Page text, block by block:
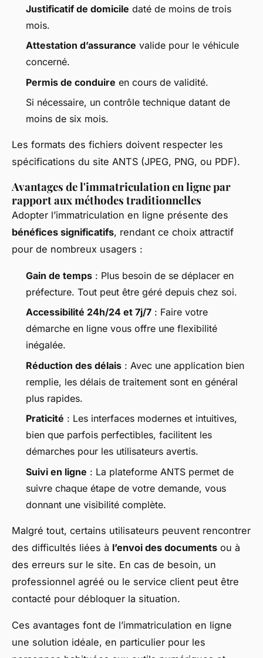
Justificatif de domicile daté de moins de trois
mois.
Attestation d’assurance valide pour le véhicule
concerné.
Permis de conduire en cours de validité.
Si nécessaire, un contrôle technique datant de
moins de six mois.
Les formats des fichiers doivent respecter les
spécifications du site ANTS (JPEG, PNG, ou PDF).
Avantages de l'immatriculation en ligne par
rapport aux méthodes traditionnelles
Adopter l’immatriculation en ligne présente des
bénéfices significatifs, rendant ce choix attractif
pour de nombreux usagers :
Gain de temps : Plus besoin de se déplacer en
préfecture. Tout peut être géré depuis chez soi.
Accessibilité 24h/24 et 7j/7 : Faire votre
démarche en ligne vous offre une flexibilité
inégalée.
Réduction des délais : Avec une application bien
remplie, les délais de traitement sont en général
plus rapides.
Praticité : Les interfaces modernes et intuitives,
bien que parfois perfectibles, facilitent les
démarches pour les utilisateurs avertis.
Suivi en ligne : La plateforme ANTS permet de
suivre chaque étape de votre demande, vous
donnant une visibilité complète.
Malgré tout, certains utilisateurs peuvent rencontrer
des difficultés liées à l’envoi des documents ou à
des erreurs sur le site. En cas de besoin, un
professionnel agréé ou le service client peut être
contacté pour débloquer la situation.
Ces avantages font de l’immatriculation en ligne
une solution idéale, en particulier pour les